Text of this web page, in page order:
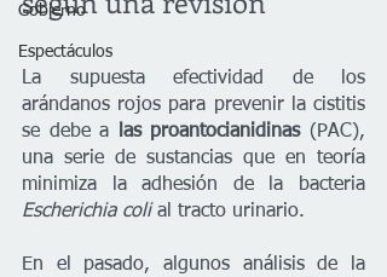
Gobierno
Espectáculos
La supuesta efectividad de los
arándanos rojos para prevenir la cistitis
se debe a las proantocianidinas (PAC),
una serie de sustancias que en teoría
Escherichia coli al tracto urinario.
En el pasado, algunos análisis de la